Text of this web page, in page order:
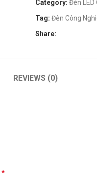
Category: Đèn LED
Tag: Đèn Công
Share:
REVIEWS (0)
*